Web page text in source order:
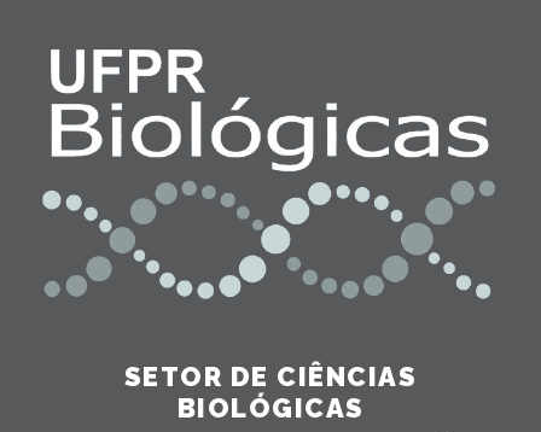
SETOR DE CIÊNCIAS
BIOLÓGICAS